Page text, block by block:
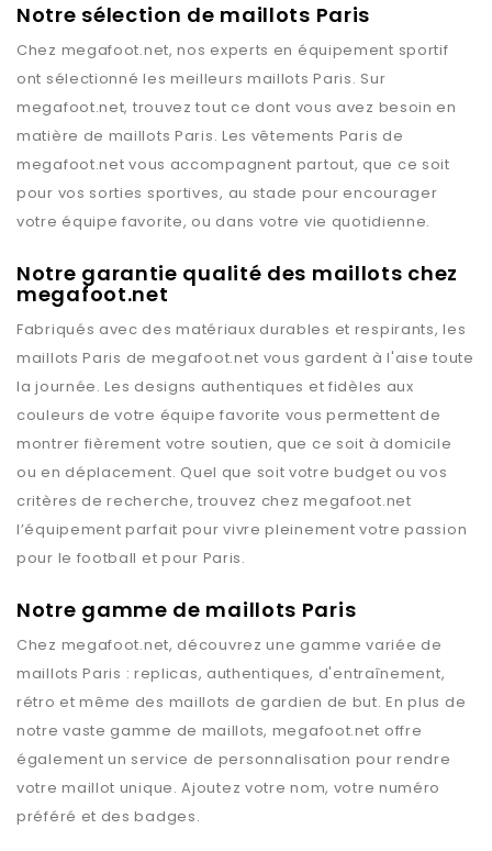
Notre sélection de maillots Paris
Chez megafoot.net, nos experts en équipement sportif
ont sélectionné les meilleurs maillotsParis. Sur
megafoot.net, trouvez tout ce dont vous avez besoin en
matière de maillots Paris. Les vêtements Paris de
megafoot.net vous accompagnent partout, que ce soit
pour vos sorties sportives, au stade pour encourager
votre équipe favorite, ou dans votre vie quotidienne.
Notre garantie qualité des maillots chez
megafoot.net
Fabriqués avec des matériaux durables et respirants, les
maillotsParis de megafoot.net vous gardent à l'aise toute
la journée. Les designs authentiques et fidèles aux
couleurs de votre équipe favorite vous permettent de
montrer fièrement votre soutien, que ce soit à domicile
ou en déplacement. Quel que soit votre budget ou vos
critères de recherche, trouvez chezmegafoot.net
l’équipement parfait pour vivre pleinement votre passion
pour le football et pour Paris.
Notre gamme de maillots Paris
Chez megafoot.net, découvrez une gamme variée de
maillotsParis : replicas, authentiques, d'entraînement,
rétro et même des maillots de gardien de but. En plus de
notre vaste gamme de maillots, megafoot.net offre
également un service de personnalisation pour rendre
votre maillot unique. Ajoutez votre nom, votre numéro
préféré et des badges.